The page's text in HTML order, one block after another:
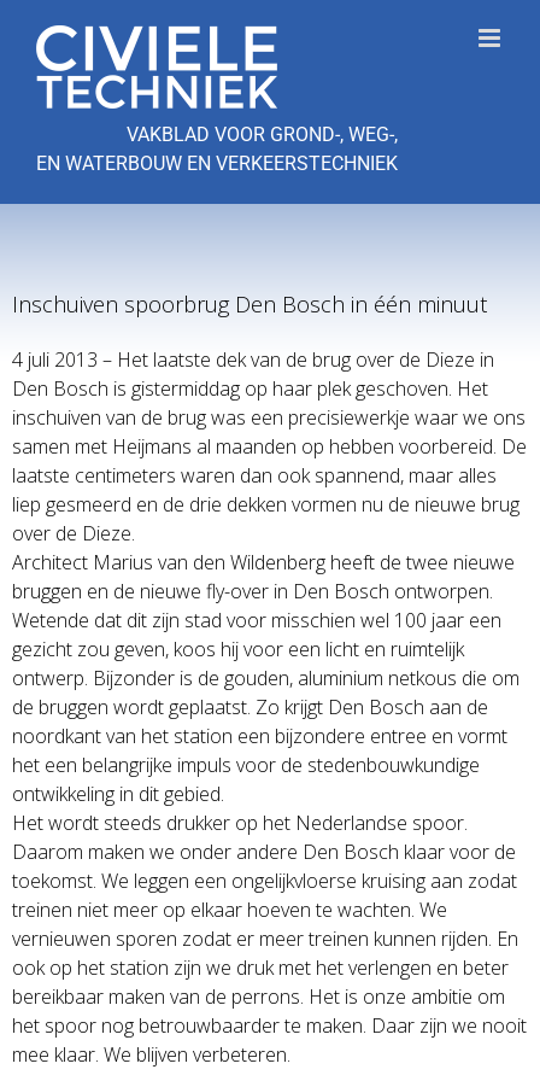
naar
inhoud
VAKBLAD VOOR GROND-, WEG-,
EN WATERBOUW EN VERKEERSTECHNIEK
Inschuiven spoorbrug Den Bosch in één minuut
4 juli 2013 – Het laatste dek van de brug over de Dieze in
Den Bosch is gistermiddag op haar plek geschoven. Het
inschuiven van de brug was een precisiewerkje waar we ons
samen met Heijmans al maanden op hebben voorbereid. De
laatste centimeters waren dan ook spannend, maar alles
liep gesmeerd en de drie dekken vormen nu de nieuwe brug
over de Dieze.
Architect Marius van den Wildenberg heeft de twee nieuwe
bruggen en de nieuwe fly-over in Den Bosch ontworpen.
Wetende dat dit zijn stad voor misschien wel 100 jaar een
gezicht zou geven, koos hij voor een licht en ruimtelijk
ontwerp. Bijzonder is de gouden, aluminium netkous die om
de bruggen wordt geplaatst. Zo krijgt Den Bosch aan de
noordkant van het station een bijzondere entree en vormt
het een belangrijke impuls voor de stedenbouwkundige
ontwikkeling in dit gebied.
Het wordt steeds drukker op het Nederlandse spoor.
Daarom maken we onder andere Den Bosch klaar voor de
toekomst. We leggen een ongelijkvloerse kruising aan zodat
treinen niet meer op elkaar hoeven te wachten. We
vernieuwen sporen zodat er meer treinen kunnen rijden. En
ook op het station zijn we druk met het verlengen en beter
bereikbaar maken van de perrons. Het is onze ambitie om
het spoor nog betrouwbaarder te maken. Daar zijn we nooit
mee klaar. We blijven verbeteren.